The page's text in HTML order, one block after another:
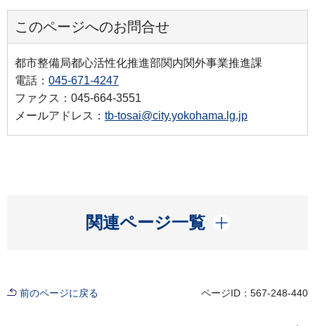
このページへのお問合せ
都市整備局都心活性化推進部関内関外事業推進課
電話： 045-671-4247
ファクス：045-664-3551
メールアドレス： tb-tosai@city.yokohama.lg.jp
関連ページ一覧
開く
前のページに戻る ページID：567-248-440